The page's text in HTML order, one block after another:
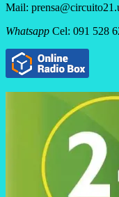
Mail:
Whatsapp Cel: 091 528